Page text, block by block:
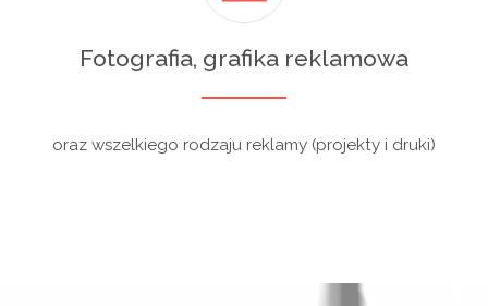
Fotografia, grafika reklamowa
oraz wszelkiego rodzaju reklamy (projekty i druki)